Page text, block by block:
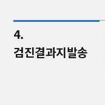
4.
검진결과지발송